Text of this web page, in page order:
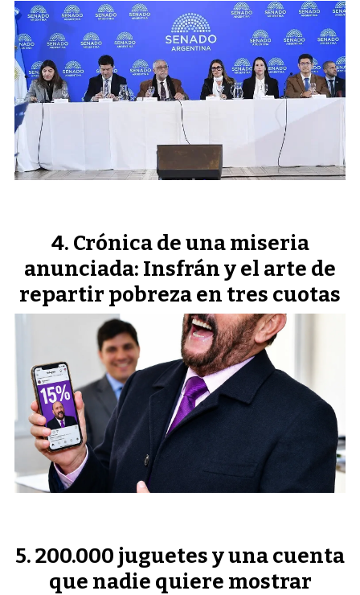
Crónica de una miseria
anunciada: Insfrán y el arte de
repartir pobreza en tres cuotas
200.000 juguetes y una cuenta
que nadie quiere mostrar